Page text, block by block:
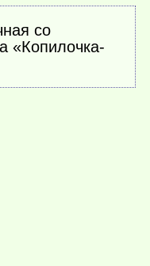
со
«Копилочка-